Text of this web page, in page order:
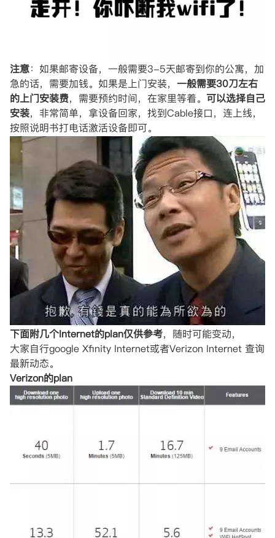
注意：如果邮寄设备，一般需要3-5天邮寄到你的公寓，加
急的话，需要加钱。如果是上门安装， 一般需要30刀左右
的上门安装费，需要预约时间，在家里等着。 可以选择自己
安装，非常简单，拿设备回家，找到Cable接口，连上线，
按照说明书打电话激活设备即可。
下面附几个Internet的plan仅供参考，随时可能变动，
大家自行google Xfinity Internet或者Verizon Internet 查询
最新动态。
Verizon的plan